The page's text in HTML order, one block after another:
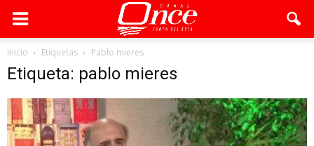
Inicio Etiquetas Pablo mieres
Etiqueta: pablo mieres